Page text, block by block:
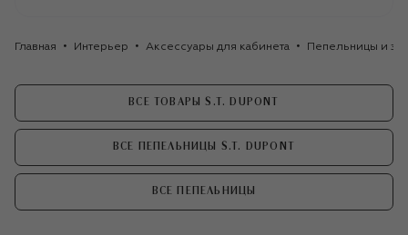
Главная Интерьер Аксессуары для кабинета Пепельницы и
ВСЕ ТОВАРЫ S.T. DUPONT
ВСЕ ПЕПЕЛЬНИЦЫ S.T. DUPONT
ВСЕ ПЕПЕЛЬНИЦЫ